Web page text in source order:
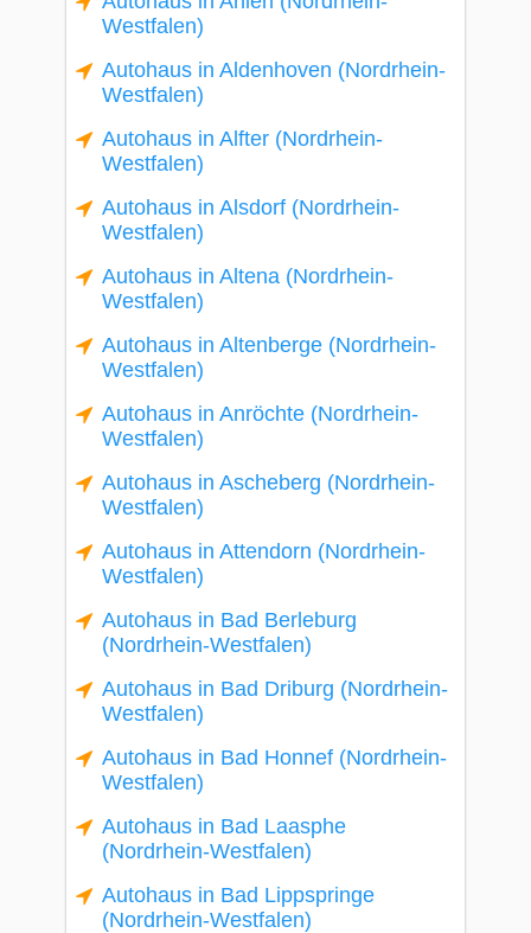
Westfalen)
Autohaus in Aldenhoven (Nordrhein-
Westfalen)
Autohaus in Alfter (Nordrhein-
Westfalen)
Autohaus in Alsdorf (Nordrhein-
Westfalen)
Autohaus in Altena (Nordrhein-
Westfalen)
Autohaus in Altenberge (Nordrhein-
Westfalen)
Autohaus in Anröchte (Nordrhein-
Westfalen)
Autohaus in Ascheberg (Nordrhein-
Westfalen)
Autohaus in Attendorn (Nordrhein-
Westfalen)
Autohaus in Bad Berleburg
(Nordrhein-Westfalen)
Autohaus in Bad Driburg (Nordrhein-
Westfalen)
Autohaus in Bad Honnef (Nordrhein-
Westfalen)
Autohaus in Bad Laasphe
(Nordrhein-Westfalen)
Autohaus in Bad Lippspringe
(Nordrhein-Westfalen)